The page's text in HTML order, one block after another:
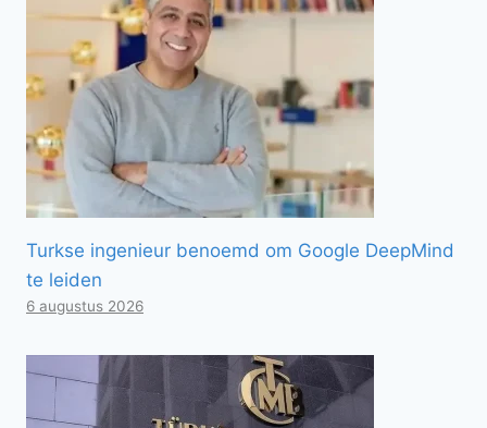
Turkse ingenieur benoemd om Google DeepMind
te leiden
6 augustus 2026